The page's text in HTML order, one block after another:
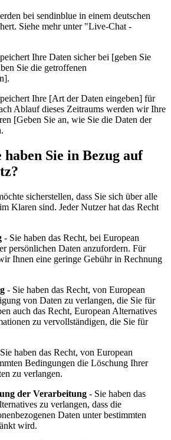
bei sendinblue in einem deutschen
Siehe mehr unter "Live-Chat -
Ihre Daten sicher bei [geben Sie
Sie die getroffenen
Ihre [Art der Daten eingeben] für
Ablauf dieses Zeitraums werden wir Ihre
[Geben Sie an, wie Sie die Daten der
haben Sie in Bezug auf
sicherstellen, dass Sie sich über alle
Klaren sind. Jeder Nutzer hat das Recht
- Sie haben das Recht, bei European
persönlichen Daten anzufordern. Für
Ihnen eine geringe Gebühr in Rechnung
- Sie haben das Recht, von European
von Daten zu verlangen, die Sie für
auch das Recht, European Alternatives
zu vervollständigen, die Sie für
haben das Recht, von European
Bedingungen die Löschung Ihrer
zu verlangen.
der Verarbeitung - Sie haben das
zu verlangen, dass die
Daten unter bestimmten
wird.